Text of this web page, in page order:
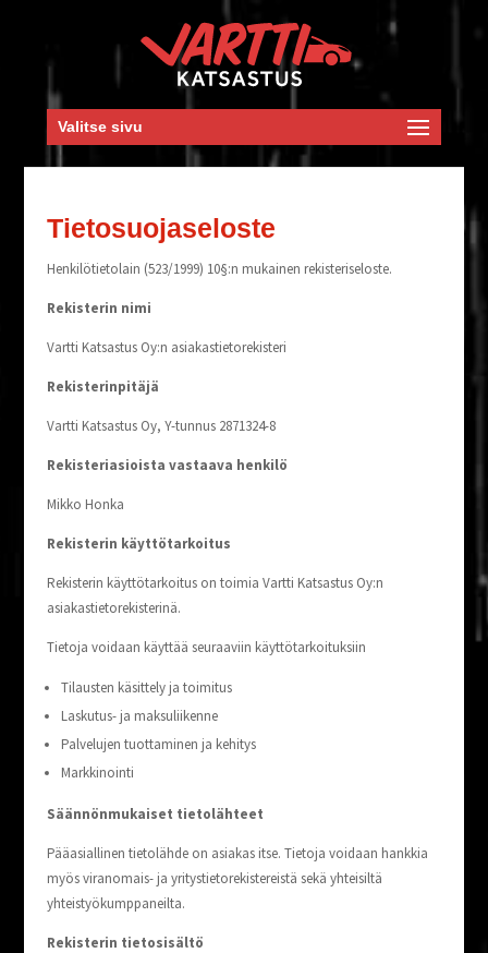
Valitse sivu
Tie­to­suo­ja­se­los­te
Hen­ki­lö­tie­to­lain (523/1999) 10§:n mukai­nen rekisteriseloste.
Rekis­te­rin nimi
Vart­ti Kat­sas­tus Oy:n asiakastietorekisteri
Rekis­te­rin­pi­tä­jä
Vart­ti Kat­sas­tus Oy, Y-tun­nus 2871324-8
Rekis­te­ri­asiois­ta vas­taa­va henkilö
Mik­ko Honka
Rekis­te­rin käyttötarkoitus
Rekis­te­rin käyt­tö­tar­koi­tus on toi­mia Vart­ti Kat­sas­tus Oy:n
asiakastietorekisterinä.
Tie­to­ja voi­daan käyt­tää seu­raa­viin käyttötarkoituksiin
Tilaus­ten käsit­te­ly ja toimitus
Las­ku­tus- ja maksuliikenne
Pal­ve­lu­jen tuot­ta­mi­nen ja kehitys
Mark­ki­noin­ti
Sään­nön­mu­kai­set tietolähteet
Pää­asial­li­nen tie­to­läh­de on asia­kas itse. Tie­to­ja voi­daan hank­kia
myös viran­omais- ja yri­tys­tie­to­re­kis­te­reis­tä sekä yhtei­sil­tä
yhteistyökumppaneilta.
Rekis­te­rin tietosisältö